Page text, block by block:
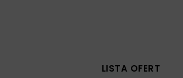
LISTA OFERT